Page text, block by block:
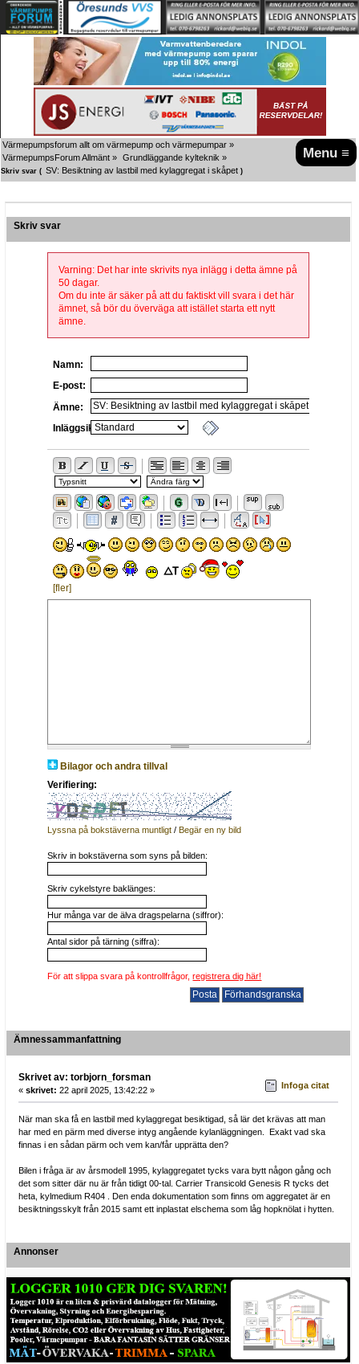
Menu ≡
Värmepumpsforum allt om värmepump och värmepumpar »
VärmepumpsForum Allmänt » Grundläggande kylteknik »
Skriv svar ( SV: Besiktning av lastbil med kylaggregat i skåpet )
Skriv svar
Varning: Det har inte skrivits nya inlägg i detta ämne på
50 dagar.
Om du inte är säker på att du faktiskt vill svara i det här
ämnet, så bör du överväga att istället starta ett nytt
ämne.
Namn:
E-post:
Ämne:
Inläggsikon:
[fler]
Bilagor och andra tillval
Verifiering:
Lyssna på bokstäverna muntligt /Begär en ny bild
Skriv in bokstäverna som syns på bilden:
Skriv cykelstyre baklänges:
Hur många var de älva dragspelarna (siffror):
Antal sidor på tärning (siffra):
För att slippa svara på kontrollfrågor,registrera dig här!
Ämnessammanfattning
Skrivet av: torbjorn_forsman
« skrivet: 22 april 2025, 13:42:22 » Infoga citat
När man ska få en lastbil med kylaggregat besiktigad, så lär det krävas att man
har med en pärm med diverse intyg angående kylanläggningen. Exakt vad ska
finnas i en sådan pärm och vem kan/får upprätta den?
Bilen i fråga är av årsmodell 1995, kylaggregatet tycks vara bytt någon gång och
det som sitter där nu är från tidigt 00-tal. Carrier Transicold Genesis R tycks det
heta, kylmedium R404 . Den enda dokumentation som finns om aggregatet är en
besiktningsskylt från 2015 samt ett inplastat elschema som låg hopknölat i hytten.
Annonser